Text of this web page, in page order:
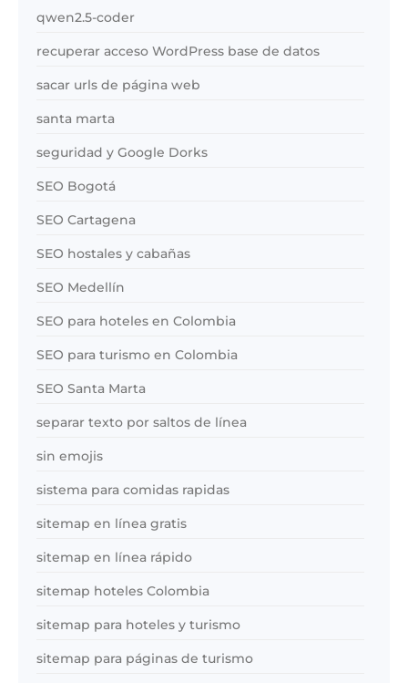
qwen2.5-coder
recuperar acceso WordPress base de datos
sacar urls de página web
santa marta
seguridad y Google Dorks
SEO Bogotá
SEO Cartagena
SEO hostales y cabañas
SEO Medellín
SEO para hoteles en Colombia
SEO para turismo en Colombia
SEO Santa Marta
separar texto por saltos de línea
sin emojis
sistema para comidas rapidas
sitemap en línea gratis
sitemap en línea rápido
sitemap hoteles Colombia
sitemap para hoteles y turismo
sitemap para páginas de turismo